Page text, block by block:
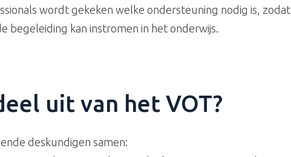
wordt gekeken welke ondersteuning nodig is,
begeleiding kan instromen in het onderwijs.
uit van het VOT?
deskundigen samen: